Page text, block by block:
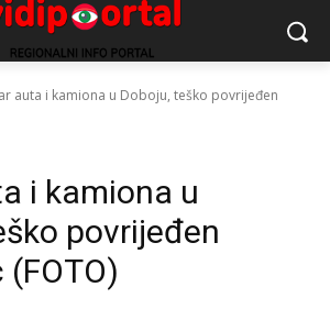
auta i kamiona u Doboju, teško povrijeđen
i kamiona u
povrijeđen